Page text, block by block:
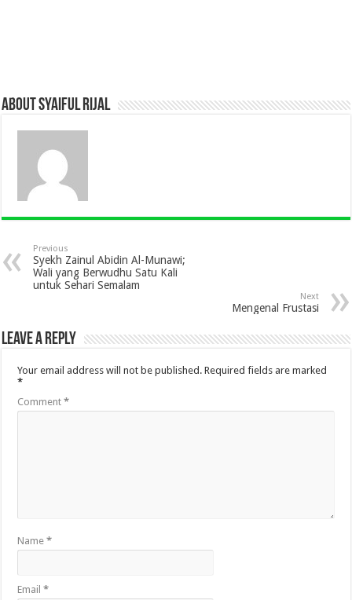
About Syaiful Rijal
Previous
Syekh Zainul Abidin Al-Munawi;
Wali yang Berwudhu Satu Kali
untuk Sehari Semalam
Next
Mengenal Frustasi
Leave a Reply
Your email address will not be published. Required fields are marked
*
Comment*
Name*
Email*